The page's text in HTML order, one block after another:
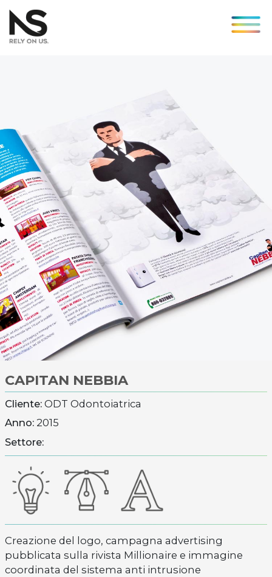
CAPITAN NEBBIA
Cliente: ODT Odontoiatrica
Anno: 2015
Settore:
Creazione del logo, campagna advertising
pubblicata sulla rivista Millionaire e immagine
coordinata del sistema anti intrusione